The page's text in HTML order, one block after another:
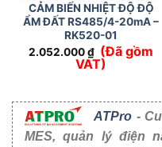
CẢM BIẾN NHIỆT ĐỘ ĐỘ
ẨM ĐẤT RS485/4-20mA –
RK520-01
2.052.000₫ (Đã gồm
VAT)
ATPro -
MES, quản lý điện